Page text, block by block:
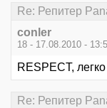
Re: Репитер
conler
18 - 17.08.2010 -
RESPECT,
Re: Репитер